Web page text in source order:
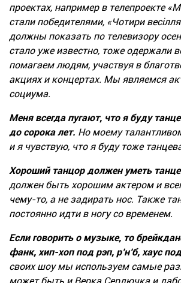
проектах, например в телепроекте
стали победителями, «Чотири
должны показать по телевизору
стало уже известно, тоже одержали
помагаем людям, участвуяв
акциях и концертах. Мы являемся
социума.
Меня всегда пугают, что я буду
до сорока лет. Но моему
и я чувствую, что я буду тоже
Хороший танцор должен уметь
должен быть хорошим актером и
чему-то, а не задирать нос. Также
постоянно идти в ногу со временем.
Если говорить о музыке, то
фанк, хип-хоп под рэп, р’н’б, хаус
своих шоу мы используем самые